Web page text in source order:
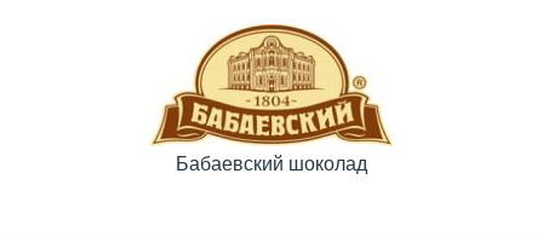
Бабаевский шоколад